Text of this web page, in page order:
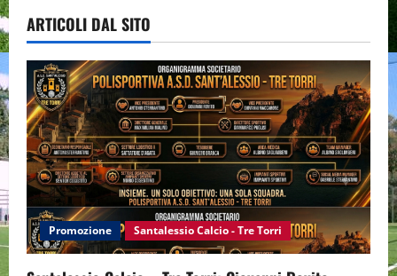
ARTICOLI DAL SITO
Promozione Santalessio Calcio - Tre Torri